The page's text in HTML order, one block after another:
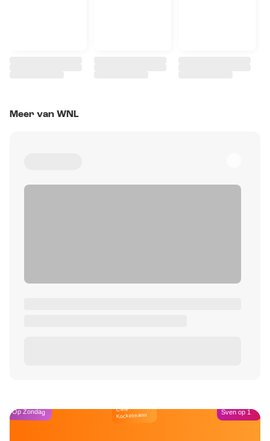
Meer van WNL
Op Zondag Café
Kockelmann Sven op 1